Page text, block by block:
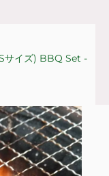
サイズ) BBQ Set -